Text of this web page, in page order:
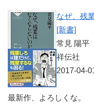
なぜ、残
[新書]
常見 陽平
祥伝社
2017-04-
最新作、よろしくな。